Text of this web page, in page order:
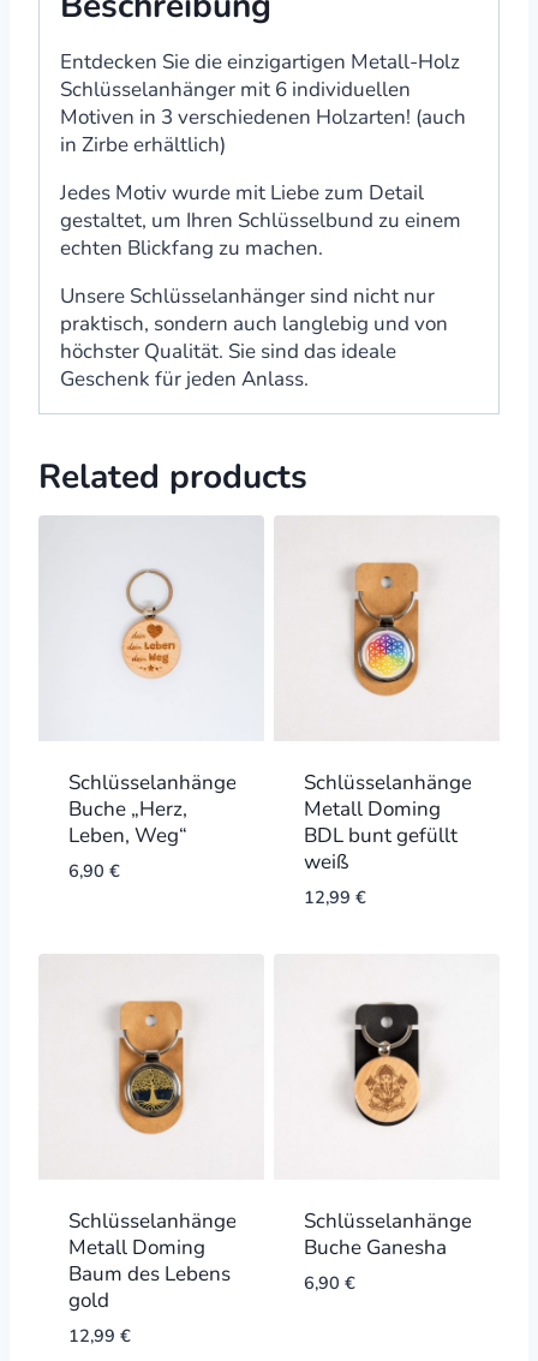
Entdecken Sie die einzigartigen Metall-Holz
Schlüsselanhänger mit 6 individuellen
Motiven in 3 verschiedenen Holzarten! (auch
in Zirbe erhältlich)
Jedes Motiv wurde mit Liebe zum Detail
gestaltet, um Ihren Schlüsselbund zu einem
echten Blickfang zu machen.
Unsere Schlüsselanhänger sind nicht nur
praktisch, sondern auch langlebig und von
höchster Qualität. Sie sind das ideale
Geschenk für jeden Anlass.
Related products
Schlüsselanhänger
Buche „Herz,
Leben, Weg“
6,90 €
Schlüsselanhänger
Metall Doming
BDL bunt gefüllt
weiß
12,99 €
Schlüsselanhänger
Metall Doming
Baum des Lebens
gold
12,99 €
Schlüsselanhänger
Buche Ganesha
6,90 €